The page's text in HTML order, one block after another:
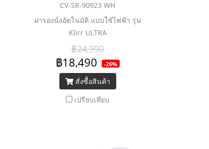
CV-SR-90923 WH
ฝารองนั่งอัตโนมัติ แบบใช้ไฟฟ้า รุ่น
Klirr ULTRA
฿24,990
฿18,490 -26%
สั่งซื้อสินค้า
เปรียบเทียบ